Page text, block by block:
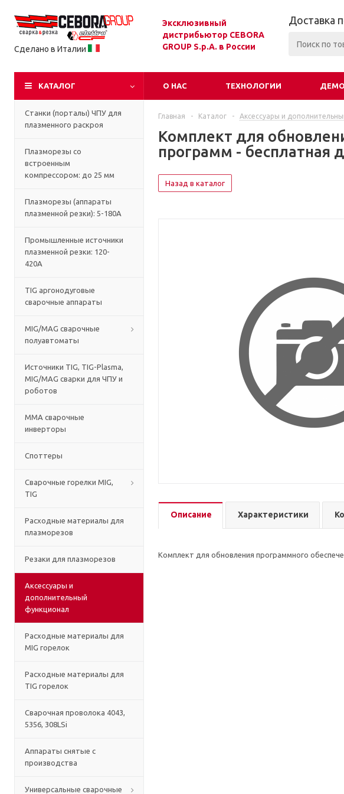
Сделано в Италии
Эксклюзивный
дистрибьютор CEBORA
GROUP S.p.A. в России
Доставка
КАТАЛОГ О НАС ТЕХНОЛОГИИ
Станки (порталы) ЧПУ для
плазменного раскроя
Плазморезы со
встроенным
компрессором: до 25 мм
Плазморезы (аппараты
плазменной резки): 5-180А
Промышленные источники
плазменной резки: 120-
420А
TIG аргонодуговые
сварочные аппараты
MIG/MAG сварочные
полуавтоматы
Источники TIG, TIG-Plasma,
MIG/MAG сварки для ЧПУ и
роботов
MMA сварочные
инверторы
Споттеры
Сварочные горелки MIG,
TIG
Расходные материалы для
плазморезов
Резаки для плазморезов
Аксессуары и
дополнительный
функционал
Расходные материалы для
MIG горелок
Расходные материалы для
TIG горелок
Сварочная проволока 4043,
5356, 308LSi
Аппараты снятые с
производства
Универсальные сварочные
Главная - Каталог - Аксессуары и
Комплект для
программ - бесплатная
Назад в каталог
Описание Характеристики
Комплект для обновления программного